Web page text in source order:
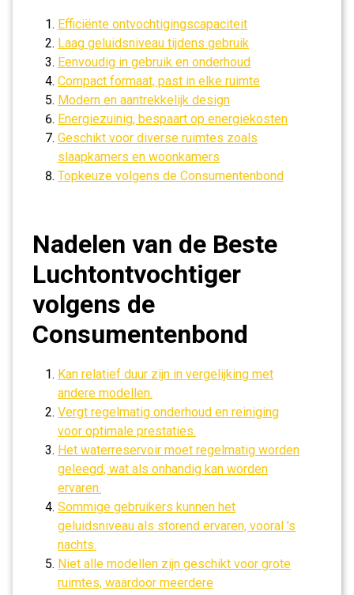
Efficiënte ontvochtigingscapaciteit
Laag geluidsniveau tijdens gebruik
Eenvoudig in gebruik en onderhoud
Compact formaat, past in elke ruimte
Modern en aantrekkelijk design
Energiezuinig, bespaart op energiekosten
Geschikt voor diverse ruimtes zoals
slaapkamers en woonkamers
Topkeuze volgens de Consumentenbond
Nadelen van de Beste
Luchtontvochtiger
volgens de
Consumentenbond
Kan relatief duur zijn in vergelijking met
andere modellen.
Vergt regelmatig onderhoud en reiniging
voor optimale prestaties.
Het waterreservoir moet regelmatig worden
geleegd, wat als onhandig kan worden
ervaren.
Sommige gebruikers kunnen het
geluidsniveau als storend ervaren, vooral ’s
nachts.
Niet alle modellen zijn geschikt voor grote
ruimtes, waardoor meerdere